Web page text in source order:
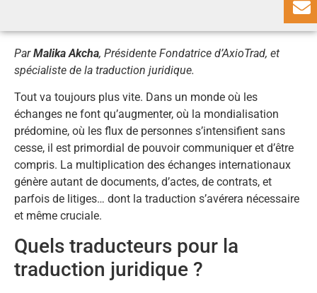
ParMalika Akcha, Présidente Fondatrice d’AxioTrad, et
spécialiste de la traduction juridique.
Tout va toujours plus vite. Dans un monde où les
échanges ne font qu’augmenter, où la mondialisation
prédomine, où les flux de personnes s’intensifient sans
cesse, il est primordial de pouvoir communiquer et d’être
compris. La multiplication des échanges internationaux
génère autant de documents, d’actes, de contrats, et
parfois de litiges… dont la traduction s’avérera nécessaire
et même cruciale.
Quels traducteurs pour la
traduction juridique ?